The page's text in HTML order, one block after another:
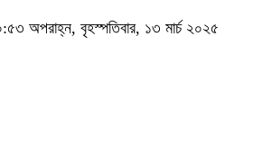
অপরাহ্ন, বৃহস্পতিবার, ১৩ মার্চ ২০২৫